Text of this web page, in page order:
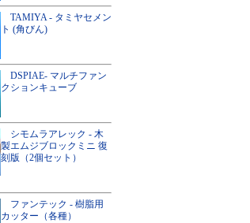
TAMIYA - タミヤセメン
ト (角びん)
DSPIAE- マルチファン
クションキューブ
シモムラアレック - 木
製エムジブロックミニ 復
刻版（2個セット）
ファンテック - 樹脂用
カッター（各種）